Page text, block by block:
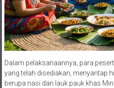
Dalam pelaksanaannya, para
yang telah disediakan, menyantap
berupa nasi dan lauk pauk khas